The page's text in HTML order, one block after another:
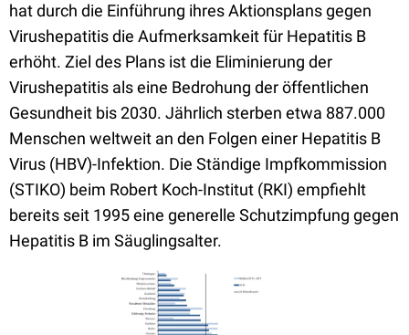
hat durch die Einführung ihres Aktionsplans gegen
Virushepatitis die Aufmerksamkeit für Hepatitis B
erhöht. Ziel des Plans ist die Eliminierung der
Virushepatitis als eine Bedrohung der öffentlichen
Gesundheit bis 2030. Jährlich sterben etwa 887.000
Menschen weltweit an den Folgen einer Hepatitis B
Virus (HBV)-Infektion. Die Ständige Impfkommission
(STIKO) beim Robert Koch-Institut (RKI) empfiehlt
bereits seit 1995 eine generelle Schutzimpfung gegen
Hepatitis B im Säuglingsalter.